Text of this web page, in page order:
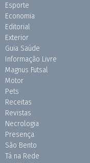
Esporte
Economia
Editorial
Exterior
Guia Saúde
Informação Livre
Magnus Futsal
Motor
Pets
Receitas
Revistas
Necrologia
Presença
São Bento
Tá na Rede